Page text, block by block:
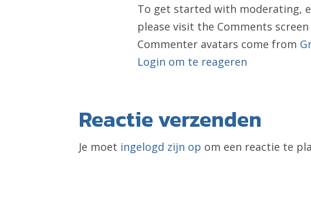
To get started with moderating,
please visit the Comments
Commenter avatars come from
Login om te reageren
Reactie verzenden
Je moet ingelogd zijn op om een reactie te